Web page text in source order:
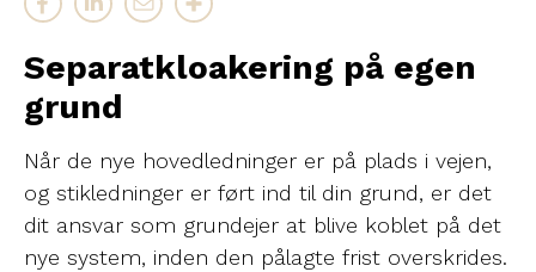
Separatkloakering på egen
grund
Når de nye hovedledninger er på plads i vejen,
og stikledninger er ført ind til din grund, er det
dit ansvar som grundejer at blive koblet på det
nye system, inden den pålagte frist overskrides.